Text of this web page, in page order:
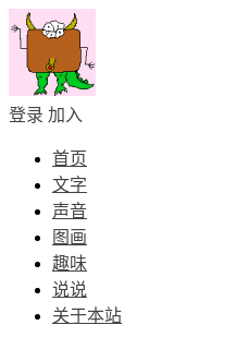
登录 加入
首页
文字
声音
图画
趣味
说说
关于本站